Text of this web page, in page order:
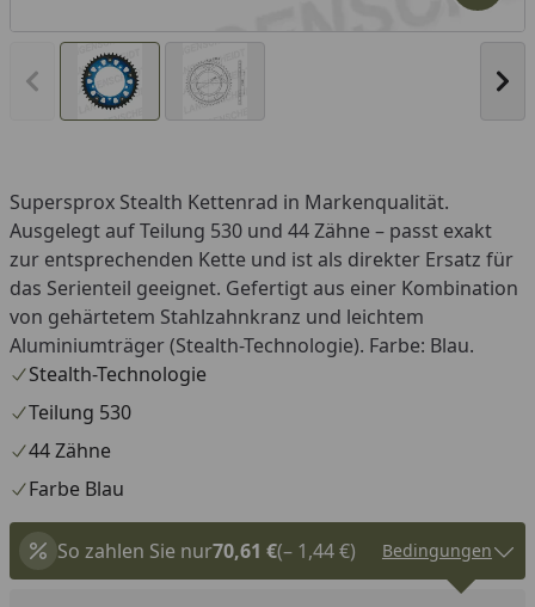
Vorheriges Bild anzeigen
Supersprox Stealth Kettenrad in Markenqualität.
Ausgelegt auf Teilung 530 und 44 Zähne – passt exakt
zur entsprechenden Kette und ist als direkter Ersatz für
das Serienteil geeignet. Gefertigt aus einer Kombination
von gehärtetem Stahlzahnkranz und leichtem
Aluminiumträger (Stealth-Technologie). Farbe: Blau.
Stealth-Technologie
Teilung 530
44 Zähne
Farbe Blau
So zahlen Sie nur70,61 €(– 1,44 €) Bedingungen